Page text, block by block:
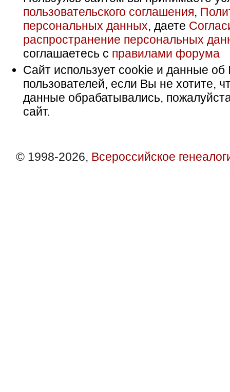
пользовательского соглашения,
персональных данных, даете
распространение персональных
соглашаетесь с правилами форума
Сайт использует cookie и данные об
пользователей, если Вы не хотите,
данные обрабатывались,
сайт.
© 1998-2026, Всероссийское